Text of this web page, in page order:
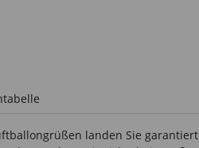
landen Sie